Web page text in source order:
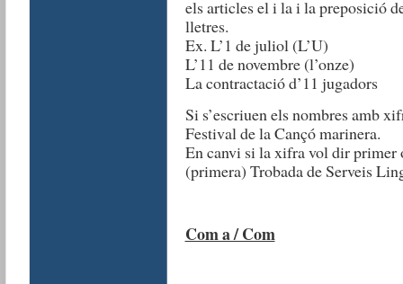
els articles el i la i la preposició
lletres.
Ex. L’1 de juliol (L’U)
L’11 de novembre (l’onze)
La contractació d’11 jugadors
Si s’escriuen els nombres amb
Festival de la Cançó marinera.
En canvi si la xifra vol dir primer
(primera) Trobada de Serveis
Com a / Com